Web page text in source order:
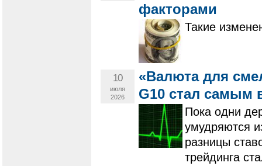
факторами
Такие
10
июля
2026
«Валюта для
G10 стал самым
Пока одни
умудряются
разницы
трейдинга